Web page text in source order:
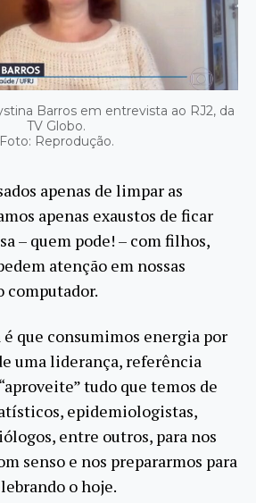
Barros em entrevista ao RJ2, da
TV Globo.
Foto: Reprodução.
apenas de limpar as
apenas exaustos de ficar
– quem pode! – com filhos,
atenção em nossas
computador.
que consumimos energia por
uma liderança, referência
tudo que temos de
epidemiologistas,
entre outros, para nos
senso e nos prepararmos para
o hoje.